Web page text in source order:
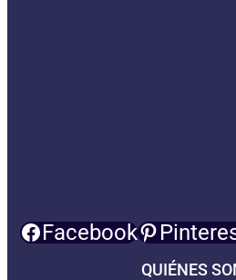
Facebook
QUIÉNES